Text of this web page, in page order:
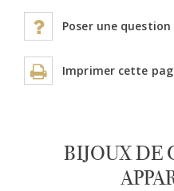
Poser une
Imprimer cette
BIJOUX DE